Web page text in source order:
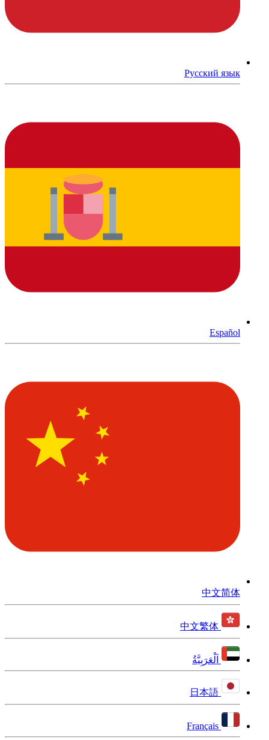
Русский язык
Español
中文简体
中文繁体
اَلْعَرَبِيَّةُ
日本語
Français